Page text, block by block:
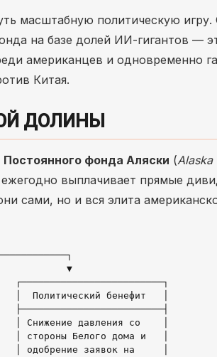
масштабную политическую
на базе долей ИИ-гигантов —
американцев и одновременно
Китая.
ДОЛИНЫ
Постоянного фонда Аляски (Alaska
выплачивает прямые
сами, но и вся элита
▼
┌─────────────────────────┐
Политический бенефит   │
├─────────────────────────┤
│ Снижение давления со    │
стороны Белого дома и   │
│ одобрение заявок на     │